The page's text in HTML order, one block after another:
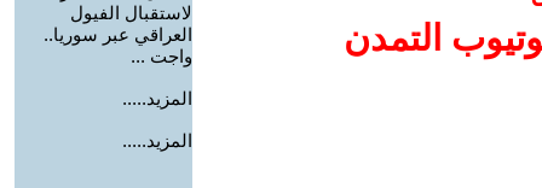
التمدن
لاستقبال الفيول
العراقي عبر سوريا..
واجت ...
المزيد.....
المزيد.....